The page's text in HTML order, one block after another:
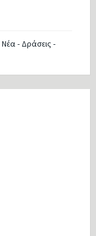
Νέα - Δράσεις -